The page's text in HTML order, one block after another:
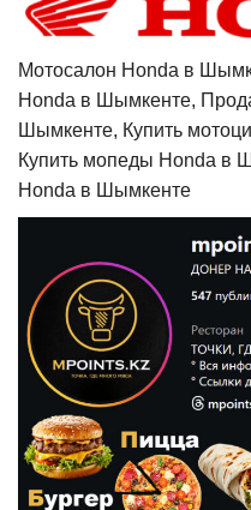
Мотосалон Honda в
Honda в Шымкенте,
Шымкенте, Купить
Купить мопеды Honda в
Honda в Шымкенте